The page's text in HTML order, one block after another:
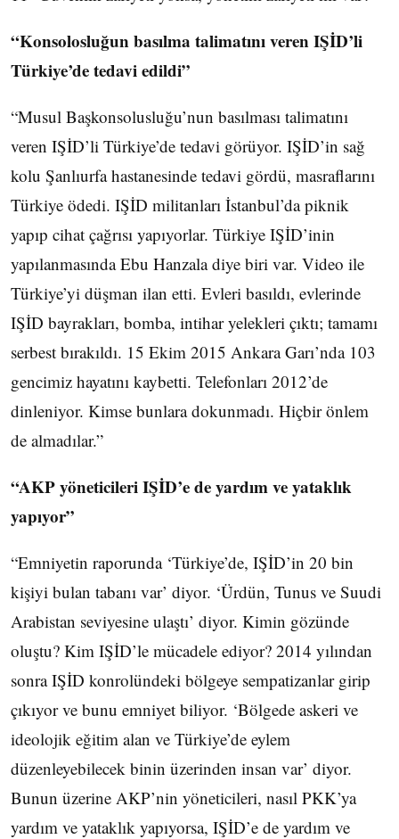
“Konsolosluğun basılma talimatını veren IŞİD’li
Türkiye’de tedavi edildi”
“Musul Başkonsolusluğu’nun basılması talimatını
veren IŞİD’li Türkiye’de tedavi görüyor. IŞİD’in sağ
kolu Şanlıurfa hastanesinde tedavi gördü, masraflarını
Türkiye ödedi. IŞİD militanları İstanbul’da piknik
yapıp cihat çağrısı yapıyorlar. Türkiye IŞİD’inin
yapılanmasında Ebu Hanzala diye biri var. Video ile
Türkiye’yi düşman ilan etti. Evleri basıldı, evlerinde
IŞİD bayrakları, bomba, intihar yelekleri çıktı; tamamı
serbest bırakıldı. 15 Ekim 2015 Ankara Garı’nda 103
gencimiz hayatını kaybetti. Telefonları 2012’de
dinleniyor. Kimse bunlara dokunmadı. Hiçbir önlem
de almadılar.”
“AKP yöneticileri IŞİD’e de yardım ve yataklık
yapıyor”
“Emniyetin raporunda ‘Türkiye’de, IŞİD’in 20 bin
kişiyi bulan tabanı var’ diyor. ‘Ürdün, Tunus ve Suudi
Arabistan seviyesine ulaştı’ diyor. Kimin gözünde
oluştu? Kim IŞİD’le mücadele ediyor? 2014 yılından
sonra IŞİD konrolündeki bölgeye sempatizanlar girip
çıkıyor ve bunu emniyet biliyor. ‘Bölgede askeri ve
ideolojik eğitim alan ve Türkiye’de eylem
düzenleyebilecek binin üzerinden insan var’ diyor.
Bunun üzerine AKP’nin yöneticileri, nasıl PKK’ya
yardım ve yataklık yapıyorsa, IŞİD’e de yardım ve